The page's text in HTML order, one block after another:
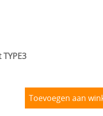
Toevoegen aan